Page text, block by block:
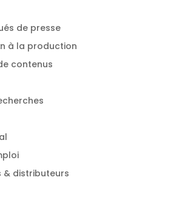
de presse
à la production
contenus
& distributeurs